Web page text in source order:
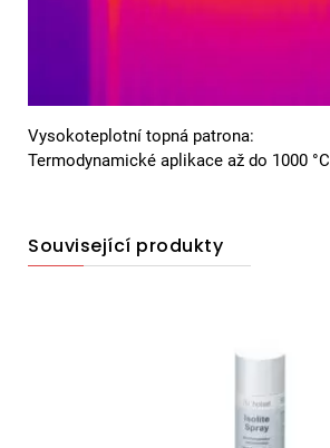
Vysokoteplotní topná patrona:
Termodynamické aplikace až do 1000 °C
Související produkty